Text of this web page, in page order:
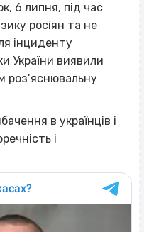
6 липня, під час
росіян та не
інциденту
України виявили
роз’яснювальну
в українців і
і